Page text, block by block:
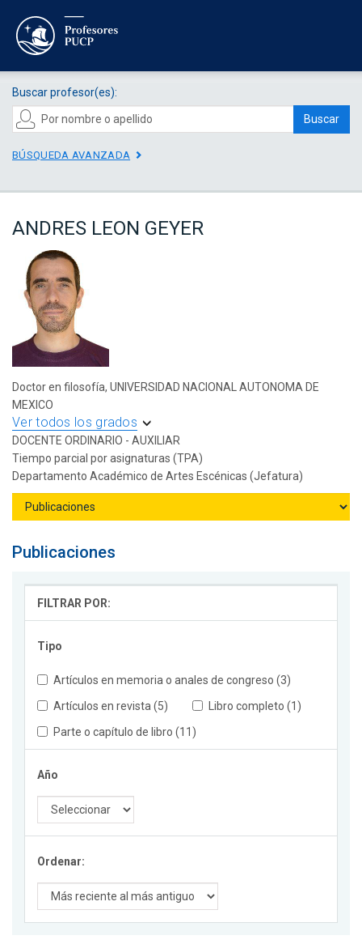
Buscar profesor(es):
Buscar
BÚSQUEDA AVANZADA
ANDRES LEON GEYER
Doctor en filosofía, UNIVERSIDAD NACIONAL AUTONOMA DE
MEXICO
Ver todos los grados
DOCENTE ORDINARIO - AUXILIAR
Tiempo parcial por asignaturas (TPA)
Departamento Académico de Artes Escénicas (Jefatura)
Publicaciones
FILTRAR POR:
Tipo
Artículos en memoria o anales de congreso (3)
Artículos en revista (5)
Libro completo (1)
Parte o capítulo de libro (11)
Año
Ordenar: